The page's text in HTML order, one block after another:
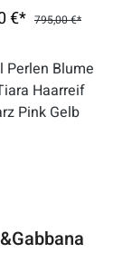
€* 795,00 €*